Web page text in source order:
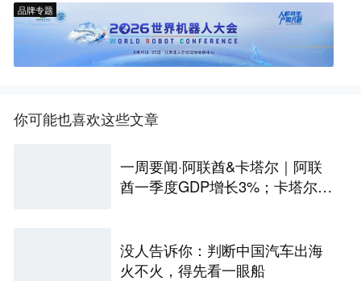
品牌专题
你可能也喜欢这些文章
一周要闻·阿联酋&卡塔尔｜阿联
酋一季度GDP增长3%；卡塔尔领
没人告诉你：判断中国汽车出海
火不火，得先看一眼船